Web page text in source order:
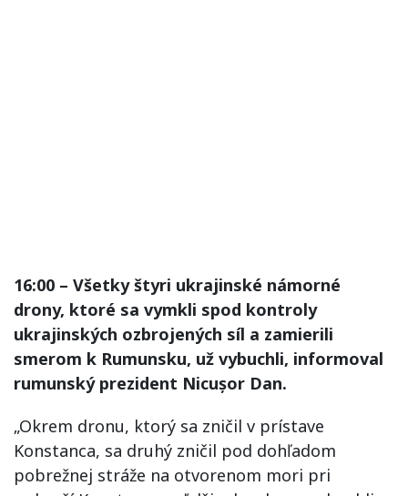
16:00 – Všetky štyri ukrajinské námorné
drony, ktoré sa vymkli spod kontroly
ukrajinských ozbrojených síl a zamierili
smerom k Rumunsku, už vybuchli, informoval
rumunský prezident Nicușor Dan.
„Okrem dronu, ktorý sa zničil v prístave
Konstanca, sa druhý zničil pod dohľadom
pobrežnej stráže na otvorenom mori pri